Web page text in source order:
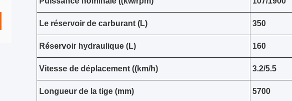
Le réservoir de carburant (L) 350
Réservoir hydraulique (L) 160
Vitesse de déplacement ((km/h) 3.2/5.5
Longueur de la tige (mm) 5700